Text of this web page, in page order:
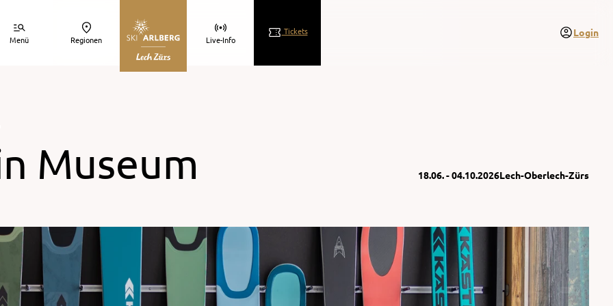
Menü Regionen Live-Info
Tickets Login
Museum 18.06. - 04.10.2026Lech-Oberlech-Zürs